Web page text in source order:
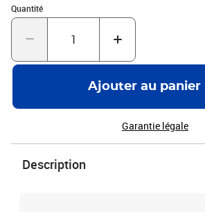
Quantité
Quantité : 1
Ajouter au panier
Garantie légale
Description